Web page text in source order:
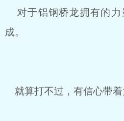
对于铝钢桥龙拥有的力
成。
就算打不过，有信心带着